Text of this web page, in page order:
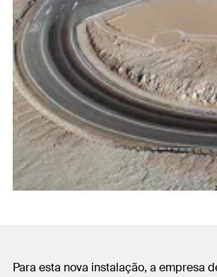
Para esta nova instalação, a empresa